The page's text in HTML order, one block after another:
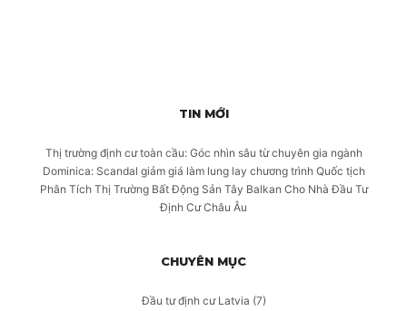
TIN MỚI
Thị trường định cư toàn cầu: Góc nhìn sâu từ chuyên gia ngành
Dominica: Scandal giảm giá làm lung lay chương trình Quốc tịch
Phân Tích Thị Trường Bất Động Sản Tây Balkan Cho Nhà Đầu Tư
Định Cư Châu Âu
CHUYÊN MỤC
Đầu tư định cư Latvia (7)